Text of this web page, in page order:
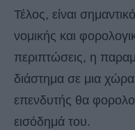
Τέλος, είναι
νομικής και
περιπτώσεις, η
διάστημα σε μια χώρα
επενδυτής θα
εισόδημά του.